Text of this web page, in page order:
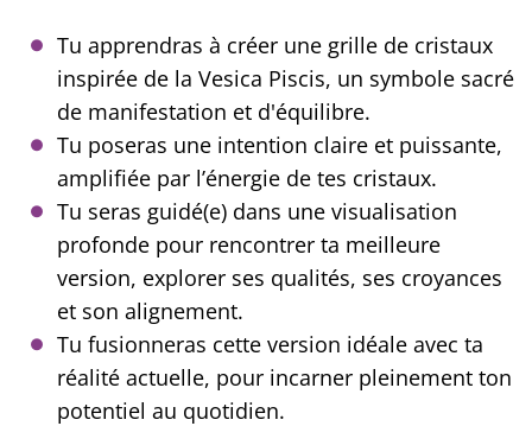
Tu apprendras à créer une grille de cristaux
inspirée de la Vesica Piscis, un symbole sacré
de manifestation et d'équilibre.
Tu poseras une intention claire et puissante,
amplifiée par l’énergie de tes cristaux.
Tu seras guidé(e) dans une visualisation
profonde pour rencontrer ta meilleure
version, explorer ses qualités, ses croyances
et son alignement.
Tu fusionneras cette version idéale avec ta
réalité actuelle, pour incarner pleinement ton
potentiel au quotidien.